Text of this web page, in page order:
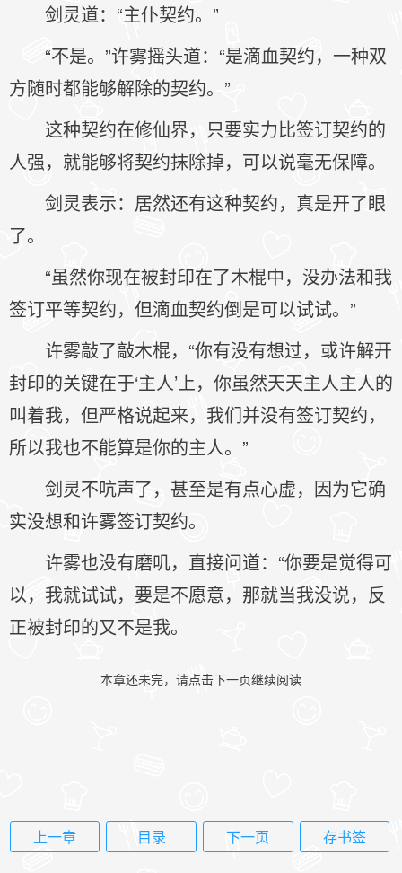
剑灵道：“主仆契约。”
“不是。”许雾摇头道：“是滴血契约，一种双
方随时都能够解除的契约。”
这种契约在修仙界，只要实力比签订契约的
人强，就能够将契约抹除掉，可以说毫无保障。
剑灵表示：居然还有这种契约，真是开了眼
了。
“虽然你现在被封印在了木棍中，没办法和我
签订平等契约，但滴血契约倒是可以试试。”
许雾敲了敲木棍，“你有没有想过，或许解开
封印的关键在于‘主人’上，你虽然天天主人主人的
叫着我，但严格说起来，我们并没有签订契约，
所以我也不能算是你的主人。”
剑灵不吭声了，甚至是有点心虚，因为它确
实没想和许雾签订契约。
许雾也没有磨叽，直接问道：“你要是觉得可
以，我就试试，要是不愿意，那就当我没说，反
正被封印的又不是我。
本章还未完，请点击下一页继续阅读
上一章 目录 下一页 存书签